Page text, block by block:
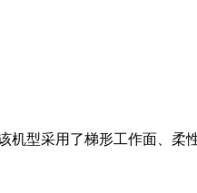
型采用了梯形工作面、